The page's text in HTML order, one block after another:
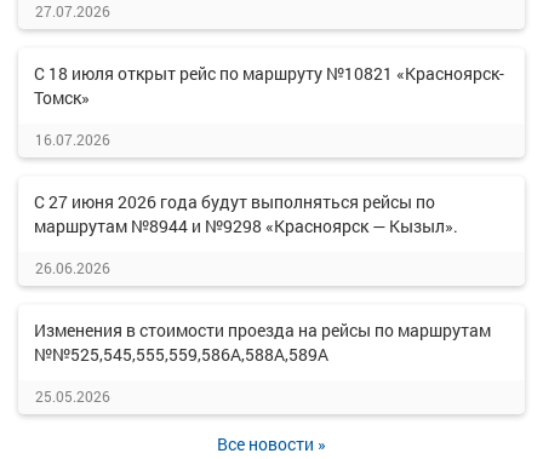
27.07.2026
С 18 июля открыт рейс по маршруту №10821 «Красноярск-
Томск»
16.07.2026
С 27 июня 2026 года будут выполняться рейсы по
маршрутам №8944 и №9298 «Красноярск — Кызыл».
26.06.2026
Изменения в стоимости проезда на рейсы по маршрутам
№№525,545,555,559,586А,588А,589А
25.05.2026
Все новости »